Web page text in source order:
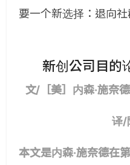
要一个新选择：退向社
新创公司目的
文/［美］内森·施奈
译/
本文是内森·施奈德在